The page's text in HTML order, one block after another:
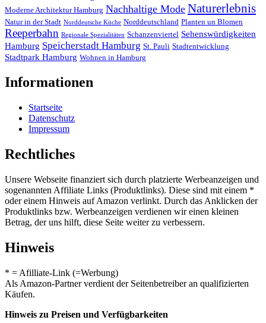
Moderne Architektur Hamburg Nachhaltige Mode Naturerlebnis
Natur in der Stadt Norddeutsche Küche Norddeutschland Planten un Blomen
Reeperbahn Regionale Spezialitäten Schanzenviertel Sehenswürdigkeiten
Hamburg Speicherstadt Hamburg St. Pauli Stadtentwicklung
Stadtpark Hamburg Wohnen in Hamburg
Informationen
Startseite
Datenschutz
Impressum
Rechtliches
Unsere Webseite finanziert sich durch platzierte Werbeanzeigen und
sogenannten Affiliate Links (Produktlinks). Diese sind mit einem *
oder einem Hinweis auf Amazon verlinkt. Durch das Anklicken der
Produktlinks bzw. Werbeanzeigen verdienen wir einen kleinen
Betrag, der uns hilft, diese Seite weiter zu verbessern.
Hinweis
* = Afilliate-Link (=Werbung)
Als Amazon-Partner verdient der Seitenbetreiber an qualifizierten
Käufen.
Hinweis zu Preisen und Verfügbarkeiten